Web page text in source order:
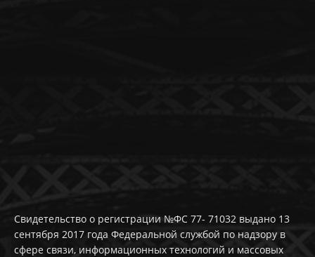
Свидетельство о регистрации №ФС 77- 71032 выдано 13
сентября 2017 года Федеральной службой по надзору в
сфере связи, информационных технологий и массовых